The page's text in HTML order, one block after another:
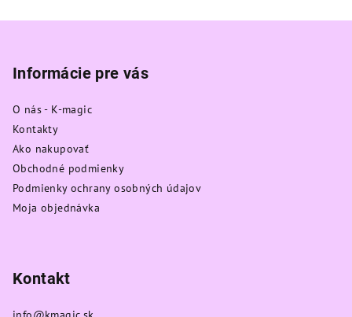
Informácie pre vás
O nás - K-magic
Kontakty
Ako nakupovať
Obchodné podmienky
Podmienky ochrany osobných údajov
Moja objednávka
Kontakt